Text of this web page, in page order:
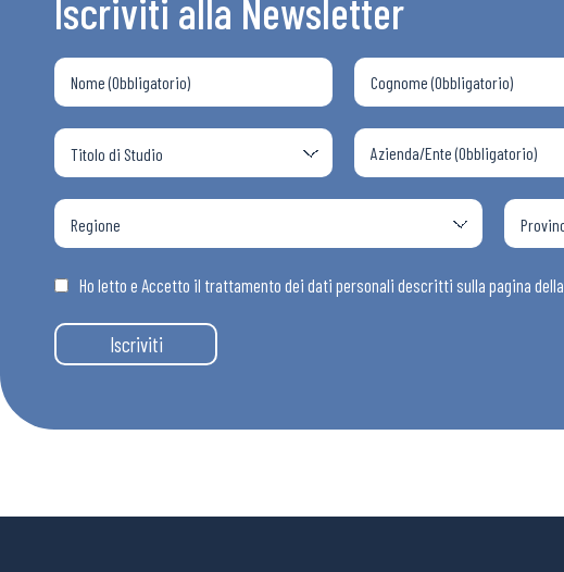
Iscriviti alla Newsletter
Ho letto e Accetto il trattamento dei dati personali descritti sulla pagina della
Iscriviti